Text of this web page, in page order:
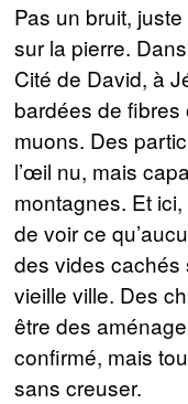
Pas un bruit,
sur la pierre.
Cité de David, à
bardées de
muons. Des
l’œil nu, mais
montagnes. Et
de voir ce
des vides cachés
vieille ville. Des
être des
confirmé, mais
sans creuser.